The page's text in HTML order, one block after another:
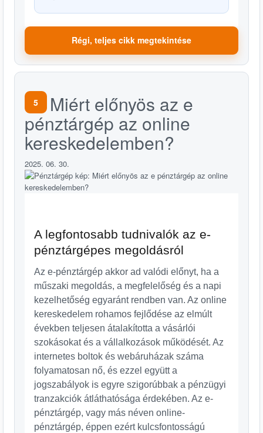
Régi, teljes cikk megtekintése
5 Miért előnyös az e
pénztárgép az online
kereskedelemben?
2025. 06. 30.
A legfontosabb tudnivalók az e-
pénztárgépes megoldásról
Az e-pénztárgép akkor ad valódi előnyt, ha a
műszaki megoldás, a megfelelőség és a napi
kezelhetőség egyaránt rendben van. Az online
kereskedelem rohamos fejlődése az elmúlt
években teljesen átalakította a vásárlói
szokásokat és a vállalkozások működését. Az
internetes boltok és webáruházak száma
folyamatosan nő, és ezzel együtt a
jogszabályok is egyre szigorúbbak a pénzügyi
tranzakciók átláthatósága érdekében. Az e-
pénztárgép, vagy más néven online-
pénztárgép, éppen ezért kulcsfontosságú